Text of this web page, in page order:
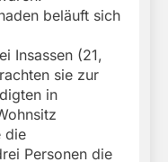
beläuft sich
Insassen (21,
sie zur
in
die
Personen die